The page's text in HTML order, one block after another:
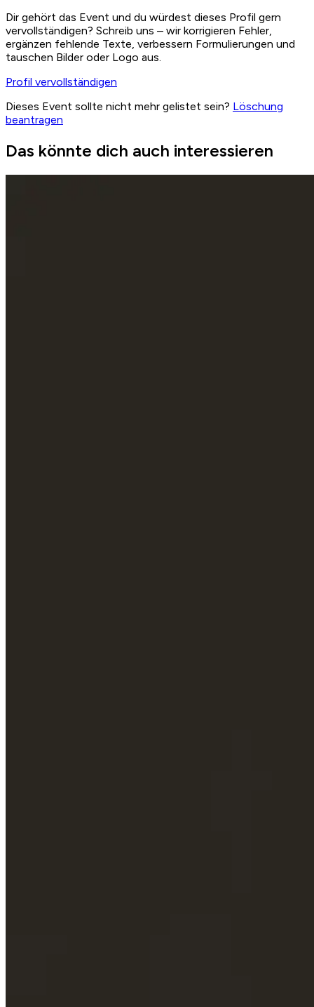
Dir gehört das Event und du würdest dieses Profil gern
vervollständigen? Schreib uns – wir korrigieren Fehler,
ergänzen fehlende Texte, verbessern Formulierungen und
tauschen Bilder oder Logo aus.
Profil vervollständigen
Dieses Event sollte nicht mehr gelistet sein? Löschung
beantragen
Das könnte dich auch interessieren